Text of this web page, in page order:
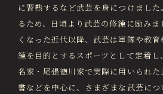
THE MUSEUM
ザ ミュージアムカフェ
に習熟するなど武芸を身につけました
るため、日頃より武芸の修練に励み
くなった近代以降、武芸は軍隊や教
練を目的とするスポーツとして定着し
名家・尾張徳川家で実際に用いられ
書などを中心に、さまざまな武芸につ